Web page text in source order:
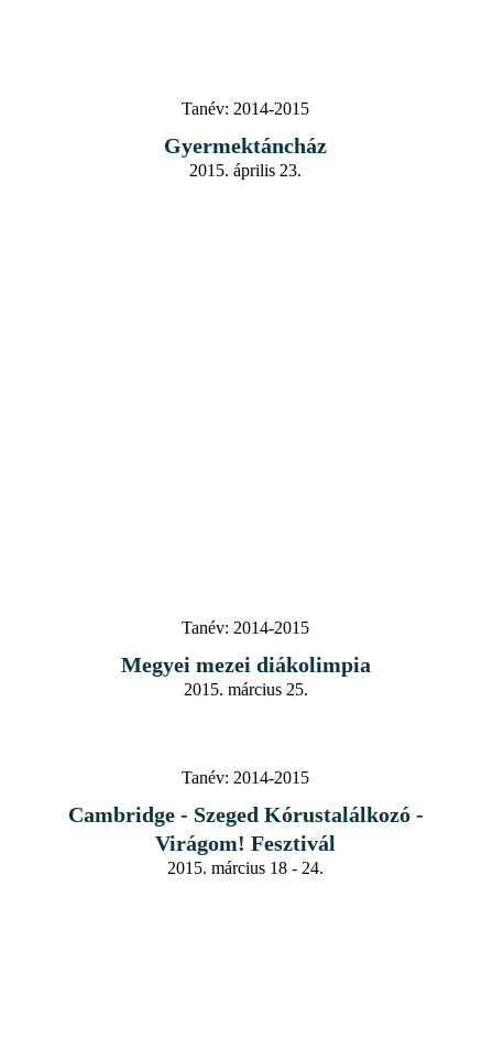
Tanév: 2014-2015
Gyermektáncház
2015. április 23.
Tanév: 2014-2015
Megyei mezei diákolimpia
2015. március 25.
Tanév: 2014-2015
Cambridge - Szeged Kórustalálkozó -
Virágom! Fesztivál
2015. március 18 - 24.